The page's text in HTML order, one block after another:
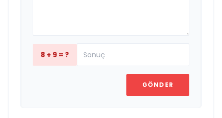
8 + 9 = ?
GÖNDER